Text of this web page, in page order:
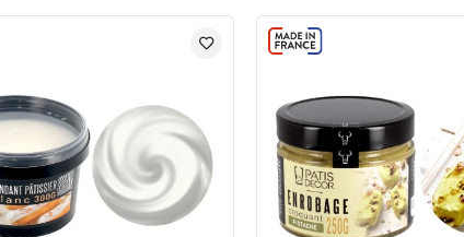
poudre de lait écrémé, maltodextrine,
E322 (tournesol), extraits végétaux,
lait, peut contenir des traces de soja,
ou au bain marie. A utiliser sur un entremet
après ouverture
et de la lumière